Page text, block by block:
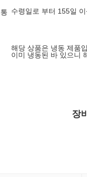
수령일로 부터 155일
해당 상품은 냉동 제품
이미 냉동된 바 있으니
장